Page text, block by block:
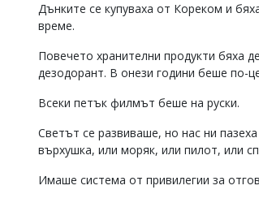
въвеждат
читателите
редакцията
отговорност
откриете
Дънките се купуваха от Кореком и
време.
Повечето хранителни продукти бяха
дезодорант. В онези години беше по-
Всеки петък филмът беше на руски.
Светът се развиваше, но нас ни
върхушка, или моряк, или пилот, или
Имаше система от привилегии за